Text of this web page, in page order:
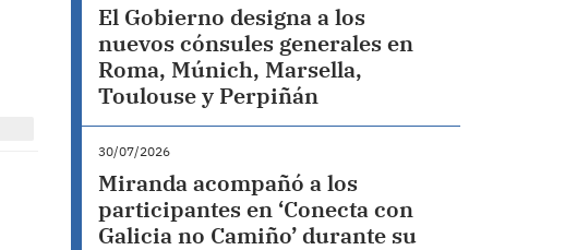
El Gobierno designa a los
nuevos cónsules generales en
Roma, Múnich, Marsella,
Toulouse y Perpiñán
30/07/2026
Miranda acompañó a los
participantes en ‘Conecta con
Galicia no Camiño’ durante su